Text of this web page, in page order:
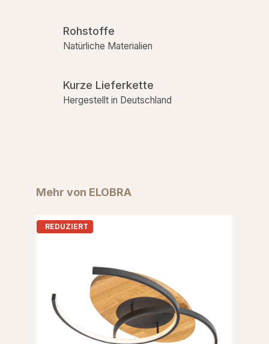
Rohstoffe
Natürliche Materialien
Kurze Lieferkette
Hergestellt in Deutschland
Produktgalerie überspringen
Mehr von ELOBRA
REDUZIERT